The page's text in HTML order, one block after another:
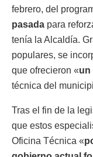
febrero, del
pasada para
tenía la Alcaldía.
populares, se
que ofrecieron «un
técnica del
Tras el fin de la
que estos
Oficina Técnica «